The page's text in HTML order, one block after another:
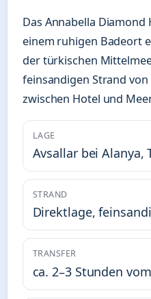
Das Annabella Diamond
einem ruhigen Badeort
der türkischen
feinsandigen Strand
zwischen Hotel und
LAGE
Avsallar bei Alanya,
STRAND
Direktlage,
TRANSFER
ca. 2–3 Stunden